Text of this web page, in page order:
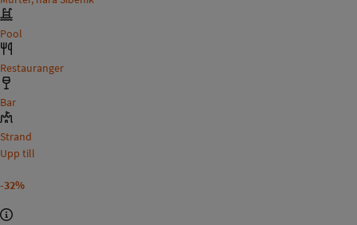
Pool
Restauranger
Bar
Strand
Upp till
-32%